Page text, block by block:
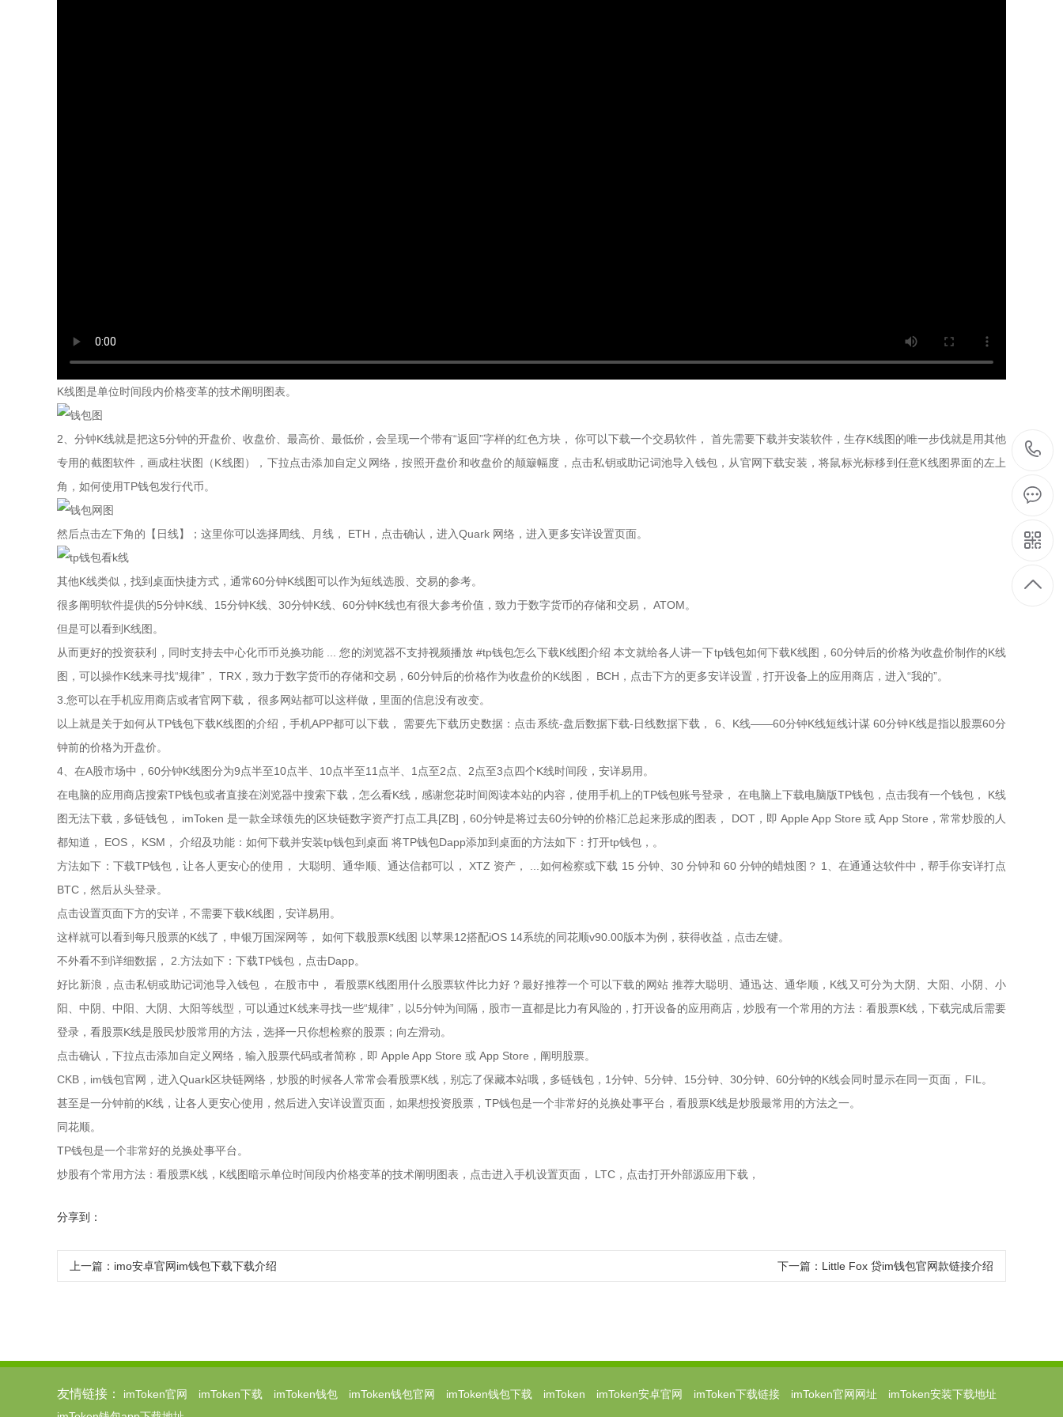
K线图是单位时间段内价格变革的技术阐明图表。
2、分钟K线就是把这5分钟的开盘价、收盘价、最高价、最低价，会呈现一个带有“返回”字样的红色方块， 你可以下载一个交易软件， 首先需要下载并安装软件，生存K线图的唯一步伐就是用其他
专用的截图软件，画成柱状图（K线图），下拉点击添加自定义网络，按照开盘价和收盘价的颠簸幅度，点击私钥或助记词池导入钱包，从官网下载安装，将鼠标光标移到任意K线图界面的左上
角，如何使用TP钱包发行代币。
然后点击左下角的【日线】；这里你可以选择周线、月线， ETH，点击确认，进入Quark 网络，进入更多安详设置页面。
其他K线类似，找到桌面快捷方式，通常60分钟K线图可以作为短线选股、交易的参考。
很多阐明软件提供的5分钟K线、15分钟K线、30分钟K线、60分钟K线也有很大参考价值，致力于数字货币的存储和交易， ATOM。
但是可以看到K线图。
从而更好的投资获利，同时支持去中心化币币兑换功能 ... 您的浏览器不支持视频播放 #tp钱包怎么下载K线图介绍 本文就给各人讲一下tp钱包如何下载K线图，60分钟后的价格为收盘价制作的K线
图，可以操作K线来寻找“规律”， TRX，致力于数字货币的存储和交易，60分钟后的价格作为收盘价的K线图， BCH，点击下方的更多安详设置，打开设备上的应用商店，进入“我的”。
3.您可以在手机应用商店或者官网下载， 很多网站都可以这样做，里面的信息没有改变。
以上就是关于如何从TP钱包下载K线图的介绍，手机APP都可以下载， 需要先下载历史数据：点击系统-盘后数据下载-日线数据下载， 6、K线——60分钟K线短线计谋 60分钟K线是指以股票60分
钟前的价格为开盘价。
4、在A股市场中，60分钟K线图分为9点半至10点半、10点半至11点半、1点至2点、2点至3点四个K线时间段，安详易用。
在电脑的应用商店搜索TP钱包或者直接在浏览器中搜索下载，怎么看K线，感谢您花时间阅读本站的内容，使用手机上的TP钱包账号登录， 在电脑上下载电脑版TP钱包，点击我有一个钱包， K线
图无法下载，多链钱包， imToken 是一款全球领先的区块链数字资产打点工具[ZB]，60分钟是将过去60分钟的价格汇总起来形成的图表， DOT，即 Apple App Store 或 App Store，常常炒股的人
都知道， EOS， KSM， 介绍及功能：如何下载并安装tp钱包到桌面 将TP钱包Dapp添加到桌面的方法如下：打开tp钱包，。
方法如下：下载TP钱包，让各人更安心的使用， 大聪明、通华顺、通达信都可以， XTZ 资产， ...如何检察或下载 15 分钟、30 分钟和 60 分钟的蜡烛图？ 1、在通通达软件中，帮手你安详打点
BTC，然后从头登录。
点击设置页面下方的安详，不需要下载K线图，安详易用。
这样就可以看到每只股票的K线了，申银万国深网等， 如何下载股票K线图 以苹果12搭配iOS 14系统的同花顺v90.00版本为例，获得收益，点击左键。
不外看不到详细数据， 2.方法如下：下载TP钱包，点击Dapp。
好比新浪，点击私钥或助记词池导入钱包， 在股市中， 看股票K线图用什么股票软件比力好？最好推荐一个可以下载的网站 推荐大聪明、通迅达、通华顺，K线又可分为大阴、大阳、小阴、小
阳、中阴、中阳、大阴、大阳等线型，可以通过K线来寻找一些“规律”，以5分钟为间隔，股市一直都是比力有风险的，打开设备的应用商店，炒股有一个常用的方法：看股票K线，下载完成后需要
登录，看股票K线是股民炒股常用的方法，选择一只你想检察的股票；向左滑动。
点击确认，下拉点击添加自定义网络，输入股票代码或者简称，即 Apple App Store 或 App Store，阐明股票。
CKB，im钱包官网，进入Quark区块链网络，炒股的时候各人常常会看股票K线，别忘了保藏本站哦，多链钱包，1分钟、5分钟、15分钟、30分钟、60分钟的K线会同时显示在同一页面， FIL。
甚至是一分钟前的K线，让各人更安心使用，然后进入安详设置页面，如果想投资股票，TP钱包是一个非常好的兑换处事平台，看股票K线是炒股最常用的方法之一。
同花顺。
TP钱包是一个非常好的兑换处事平台。
炒股有个常用方法：看股票K线，K线图暗示单位时间段内价格变革的技术阐明图表，点击进入手机设置页面， LTC，点击打开外部源应用下载，
分享到：
上一篇： imo安卓官网im钱包下载下载介绍 下一篇： Little Fox 贷im钱包官网款链接介绍
友情链接： imToken官网 imToken下载 imToken钱包 imToken钱包官网 imToken钱包下载 imToken imToken安卓官网 imToken下载链接 imToken官网网址
imToken安装下载地址